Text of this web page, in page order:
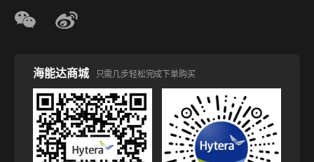
海能达商城 只需几步轻松完成下单购买